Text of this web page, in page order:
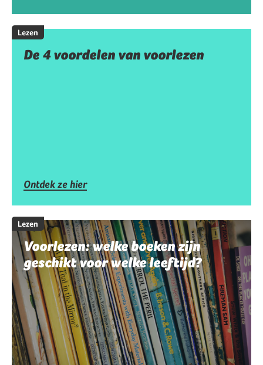
Lezen
De 4 voordelen van voorlezen
Ontdek ze hier
Lezen
Voorlezen: welke boeken zijn
geschikt voor welke leeftijd?